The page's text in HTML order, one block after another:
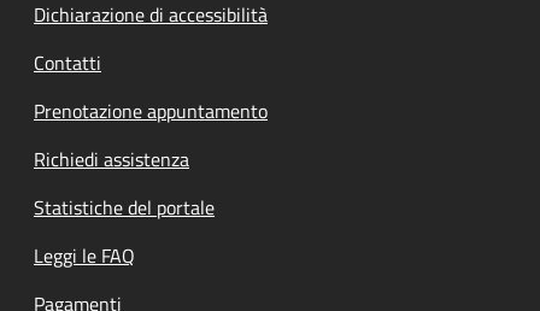
Dichiarazione di accessibilità
Contatti
Prenotazione appuntamento
Richiedi assistenza
Statistiche del portale
Leggi le FAQ
Pagamenti